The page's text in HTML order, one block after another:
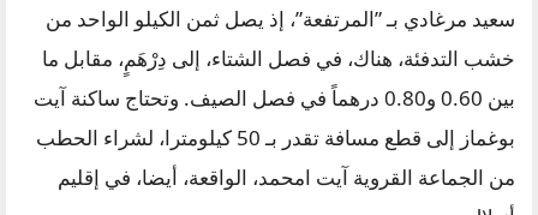
سعيد مرغادي بـ ”المرتفعة”، إذ يصل ثمن الكيلو الواحد من
خشب التدفئة، هناك، في فصل الشتاء، إلى دِرْهَمٍ، مقابل ما
بين 0.60 و0.80 درهماً في فصل الصيف. وتحتاج ساكنة آيت
بوغماز إلى قطع مسافة تقدر بـ 50 كيلومترا، لشراء الحطب
من الجماعة القروية آيت امحمد، الواقعة، أيضا، في إقليم